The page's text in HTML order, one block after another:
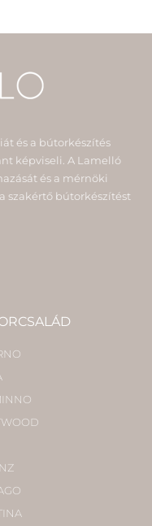
és a bútorkészítés
képviseli. A Lamelló
és a mérnöki
szakértő bútorkészítést